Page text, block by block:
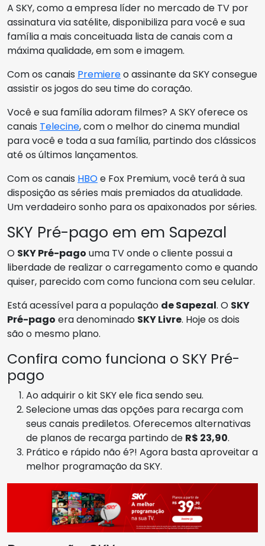
A SKY, como a empresa líder no mercado de TV por
assinatura via satélite, disponibiliza para você e sua
família a mais conceituada lista de canais com a
máxima qualidade, em som e imagem.
Com os canais Premiereo assinante da SKY consegue
assistir os jogos do seu time do coração.
Você e sua família adoram filmes? A SKY oferece os
canais Telecine, com o melhor do cinema mundial
para você e toda a sua família, partindo dos clássicos
até os últimos lançamentos.
Com os canais HBOe Fox Premium, você terá à sua
disposição as séries mais premiados da atualidade.
Um verdadeiro sonho para os apaixonados por séries.
SKY Pré-pago em em Sapezal
O SKY Pré-pago uma TV onde o cliente possui a
liberdade de realizar o carregamento como e quando
quiser, parecido com como funciona com seu celular.
Está acessível para a população de Sapezal. O SKY
Pré-pago era denominado SKY Livre. Hoje os dois
são o mesmo plano.
Confira como funciona o SKY Pré-
pago
Ao adquirir o kit SKY ele fica sendo seu.
Selecione umas das opções para recarga com
seus canais prediletos. Oferecemos alternativas
de planos de recarga partindo de R$ 23,90.
Prático e rápido não é?! Agora basta aproveitar a
melhor programação da SKY.